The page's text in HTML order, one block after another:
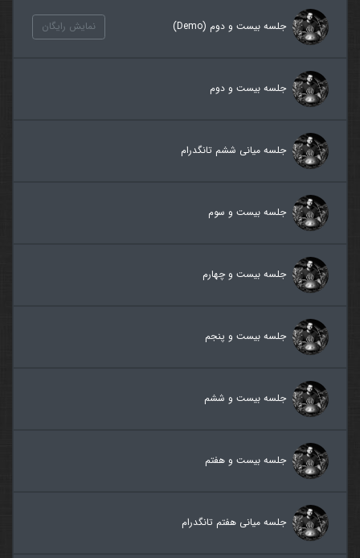
جلسه بیست و دوم (Demo) نمایش رایگان
جلسه بیست و دوم
جلسه میانی ششم تانگدرام
جلسه بیست و سوم
جلسه بیست و چهارم
جلسه بیست و پنجم
جلسه بیست و ششم
جلسه بیست و هفتم
جلسه میانی هفتم تانگدرام